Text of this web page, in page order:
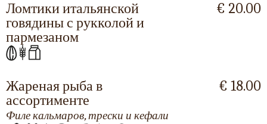
Ломтики итальянской
говядины с рукколой и
пармезаном
€ 20.00
Жареная рыба в
ассортименте
Филе кальмаров, трески и кефали
€ 18.00